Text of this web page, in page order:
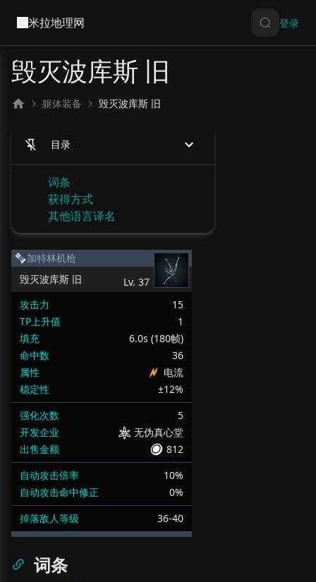
米拉地理网 登录
毁灭波库斯 旧
躯体装备 毁灭波库斯 旧
目录
词条
获得方式
其他语言译名
加特林机枪
毁灭波库斯 旧
Lv. 37
攻击力
15
TP上升值
1
填充
6.0s (180帧)
命中数
36
属性
电流
稳定性
±12%
强化次数
5
开发企业
无伪真心堂
出售金额
812
自动攻击倍率
10%
自动攻击命中修正
0%
掉落敌人等级
36-40
词条